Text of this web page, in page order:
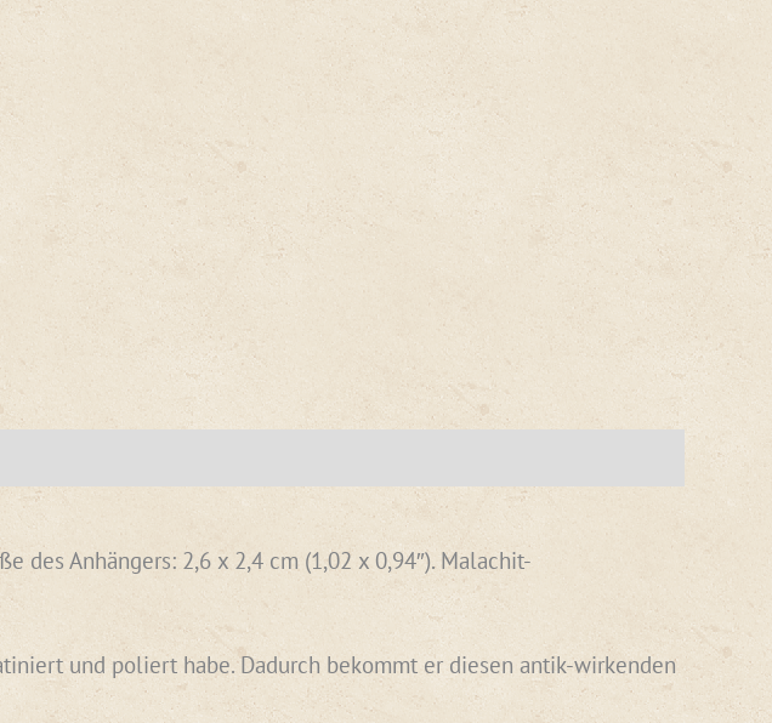
des Anhängers: 2,6 x 2,4 cm (1,02 x 0,94″). Malachit-
und poliert habe. Dadurch bekommt er diesen antik-wirkenden